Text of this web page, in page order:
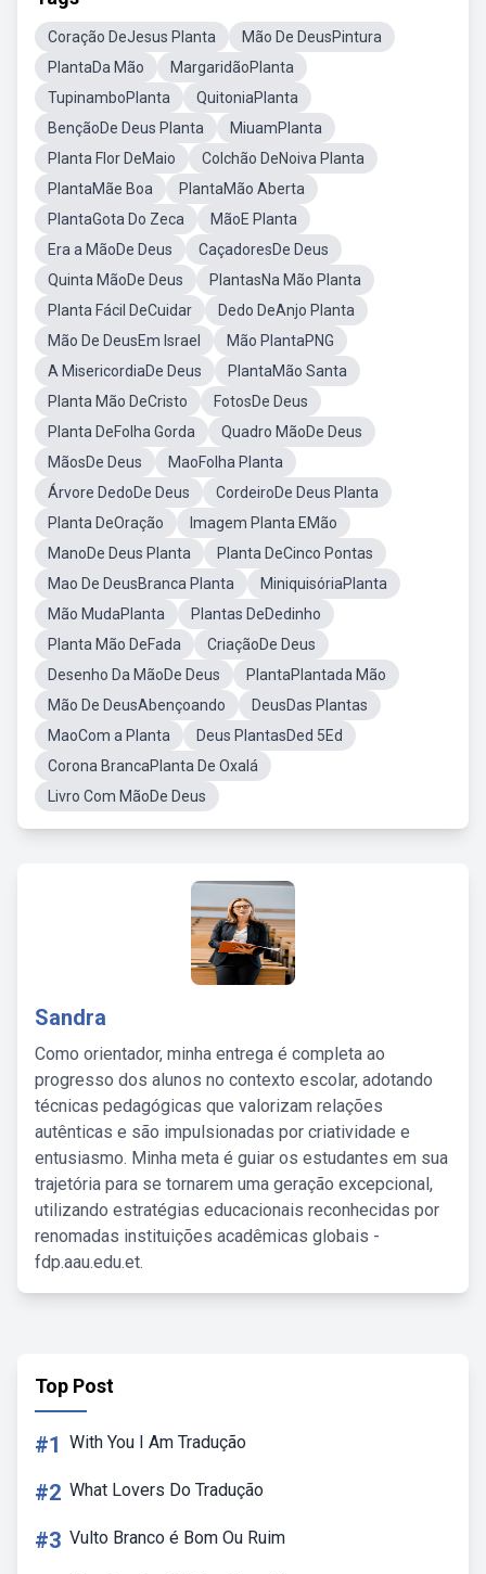
Coração DeJesus Planta
Mão De DeusPintura
PlantaDa Mão
MargaridãoPlanta
TupinamboPlanta
QuitoniaPlanta
BençãoDe Deus Planta
MiuamPlanta
Planta Flor DeMaio
Colchão DeNoiva Planta
PlantaMãe Boa
PlantaMão Aberta
PlantaGota Do Zeca
MãoE Planta
Era a MãoDe Deus
CaçadoresDe Deus
Quinta MãoDe Deus
PlantasNa Mão Planta
Planta Fácil DeCuidar
Dedo DeAnjo Planta
Mão De DeusEm Israel
Mão PlantaPNG
A MisericordiaDe Deus
PlantaMão Santa
Planta Mão DeCristo
FotosDe Deus
Planta DeFolha Gorda
Quadro MãoDe Deus
MãosDe Deus
MaoFolha Planta
Árvore DedoDe Deus
CordeiroDe Deus Planta
Planta DeOração
Imagem Planta EMão
ManoDe Deus Planta
Planta DeCinco Pontas
Mao De DeusBranca Planta
MiniquisóriaPlanta
Mão MudaPlanta
Plantas DeDedinho
Planta Mão DeFada
CriaçãoDe Deus
Desenho Da MãoDe Deus
PlantaPlantada Mão
Mão De DeusAbençoando
DeusDas Plantas
MaoCom a Planta
Deus PlantasDed 5Ed
Corona BrancaPlanta De Oxalá
Livro Com MãoDe Deus
Sandra
Como orientador, minha entrega é completa ao
progresso dos alunos no contexto escolar, adotando
técnicas pedagógicas que valorizam relações
autênticas e são impulsionadas por criatividade e
entusiasmo. Minha meta é guiar os estudantes em sua
trajetória para se tornarem uma geração excepcional,
utilizando estratégias educacionais reconhecidas por
renomadas instituições acadêmicas globais -
fdp.aau.edu.et.
Top Post
#1 With You I Am Tradução
#2 What Lovers Do Tradução
#3 Vulto Branco é Bom Ou Ruim